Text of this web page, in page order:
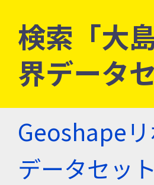
検索「大
界データ
Geoshape
データセット